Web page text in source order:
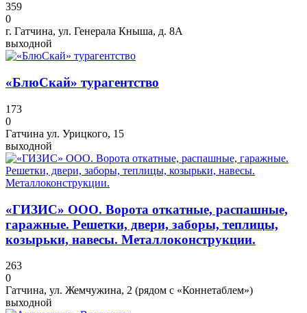
359
0
г. Гатчина, ул. Генерала Кныша, д. 8А
выходной
«БлюСкай» турагентство
173
0
Гатчина ул. Урицкого, 15
выходной
«ГИЗИС» ООО. Ворота откатные, распашные,
гаражные. Решетки, двери, заборы, теплицы,
козырьки, навесы. Металлоконструкции.
263
0
Гатчина, ул. Жемчужина, 2 (рядом с «Коннетаблем»)
выходной